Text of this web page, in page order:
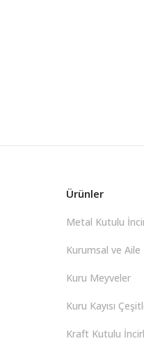
Ürünler
Metal Kutulu
Kurumsal ve
Kuru Meyveler
Kuru Kayısı
Kraft Kutulu